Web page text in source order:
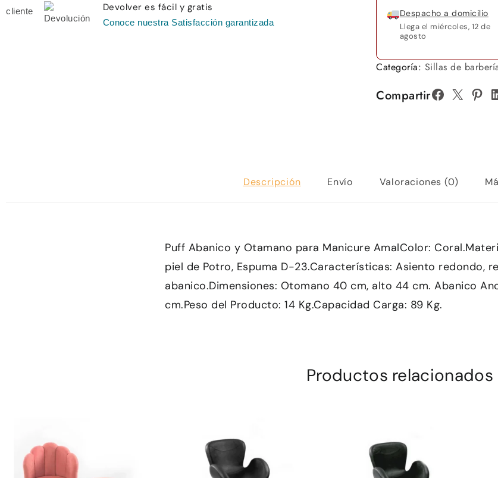
Devolver es fácil y gratis
Conoce nuestra Satisfacción garantizada
Despacho a domicilio
Llega el miércoles, 12 de
agosto
Categoría: Sillas de
Compartir
Descripción Envío Valoraciones (0)
Puff Abanico y Otamano para Manicure AmalColor:
piel de Potro, Espuma D-23.Características: Asiento redondo,
abanico.Dimensiones: Otomano 40 cm, alto 44 cm. Abanico
cm.Peso del Producto: 14 Kg.Capacidad Carga: 89 Kg.
Productos relacionados